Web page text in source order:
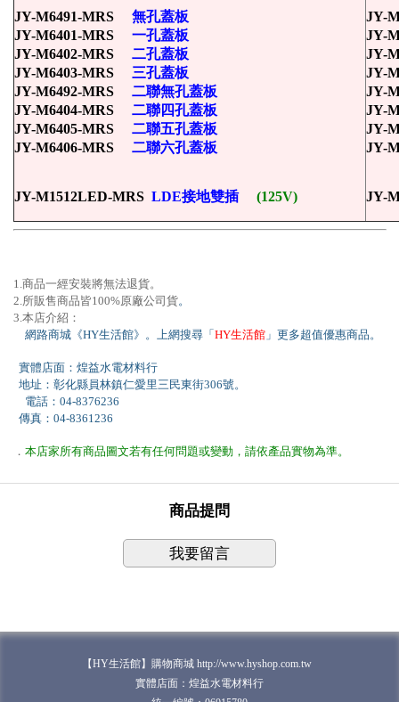
JY-M6491-MRS無孔蓋板
JY-M6401-MRS一孔蓋板
JY-M6402-MRS二孔蓋板
JY-M6403-MRS三孔蓋板
JY-M6492-MRS二聯無孔蓋板
JY-M6404-MRS二聯四孔蓋板
JY-M6405-MRS二聯五孔蓋板
JY-M6406-MRS二聯六孔蓋板
JY-M1512LED-MRSLDE接地雙插(125V)
JY-
JY-
JY-
JY-
JY-
JY-
JY-
JY-
JY-
1.商品一經安裝將無法退貨。
2.所販售商品皆100%原廠公司貨。
3.本店介紹：
網路商城《HY生活館》。上網搜尋「 HY生活館」更多超值優惠商品。
實體店面：煌益水電材料行
地址：彰化縣員林鎮仁愛里三民東街306號。
電話：04-8376236
傳真：04-8361236
． 本店家所有商品圖文若有任何問題或變動，請依產品實物為準。
商品提問
我要留言
【HY生活館】購物商城 http://www.hyshop.com.tw
實體店面：煌益水電材料行